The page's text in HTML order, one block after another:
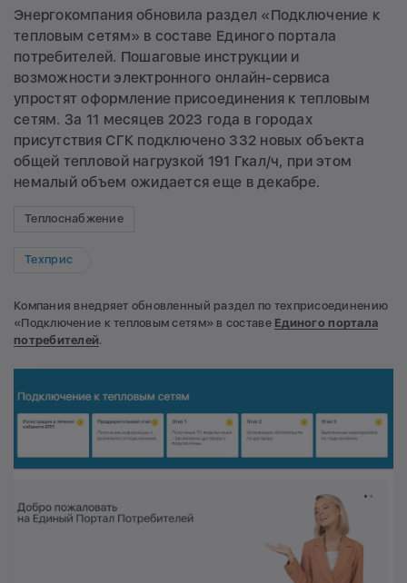
Энергокомпания обновила раздел «Подключение к
тепловым сетям» в составе Единого портала
потребителей. Пошаговые инструкции и
возможности электронного онлайн-сервиса
упростят оформление присоединения к тепловым
сетям. За 11 месяцев 2023 года в городах
присутствия СГК подключено 332 новых объекта
общей тепловой нагрузкой 191 Гкал/ч, при этом
немалый объем ожидается еще в декабре.
Теплоснабжение
Техприс
Компания внедряет обновленный раздел по техприсоединению
«Подключение к тепловым сетям» в составе Единого портала
потребителей.